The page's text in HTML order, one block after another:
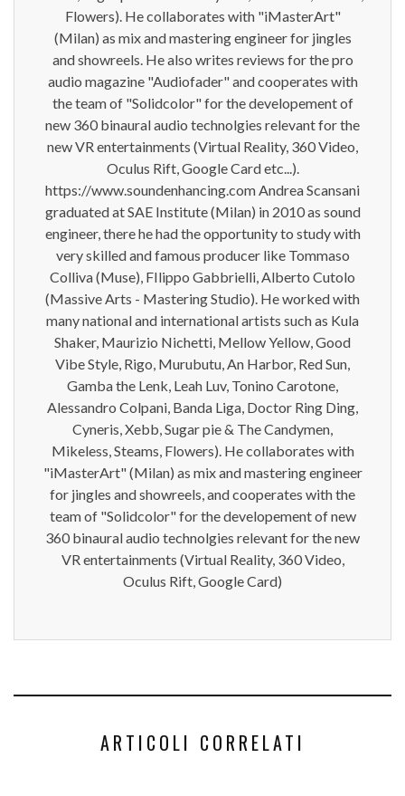
Flowers). He collaborates with "iMasterArt"
(Milan) as mix and mastering engineer for jingles
and showreels. He also writes reviews for the pro
audio magazine "Audiofader" and cooperates with
the team of "Solidcolor" for the developement of
new 360 binaural audio technolgies relevant for the
new VR entertainments (Virtual Reality, 360 Video,
Oculus Rift, Google Card etc...).
https://www.soundenhancing.com Andrea Scansani
graduated at SAE Institute (Milan) in 2010 as sound
engineer, there he had the opportunity to study with
very skilled and famous producer like Tommaso
Colliva (Muse), FIlippo Gabbrielli, Alberto Cutolo
(Massive Arts - Mastering Studio). He worked with
many national and international artists such as Kula
Shaker, Maurizio Nichetti, Mellow Yellow, Good
Vibe Style, Rigo, Murubutu, An Harbor, Red Sun,
Gamba the Lenk, Leah Luv, Tonino Carotone,
Alessandro Colpani, Banda Liga, Doctor Ring Ding,
Cyneris, Xebb, Sugar pie & The Candymen,
Mikeless, Steams, Flowers). He collaborates with
"iMasterArt" (Milan) as mix and mastering engineer
for jingles and showreels, and cooperates with the
team of "Solidcolor" for the developement of new
360 binaural audio technolgies relevant for the new
VR entertainments (Virtual Reality, 360 Video,
Oculus Rift, Google Card)
ARTICOLI CORRELATI